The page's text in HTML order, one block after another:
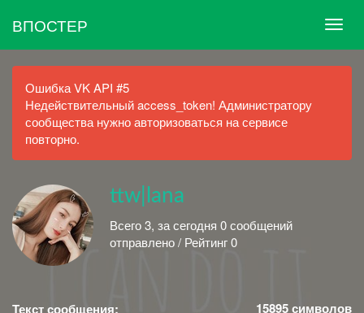
ВПОСТЕР
Ошибка VK API #5
Недействительный access_token! Администратору
сообщества нужно авторизоваться на сервисе
повторно.
ttw|lana
Всего 3, за сегодня 0 сообщений
отправлено / Рейтинг 0
Текст сообщения: 15895символов